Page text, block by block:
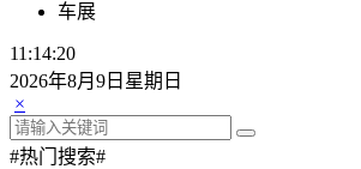
车展
11:14:21
2026年8月9日星期日
×
#热门搜索#